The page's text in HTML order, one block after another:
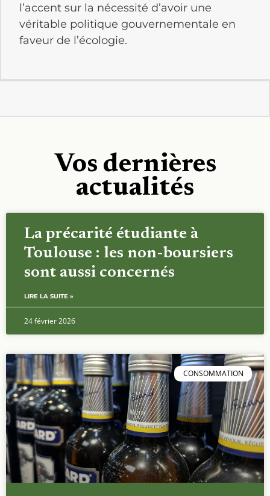
l’accent sur la nécessité d’avoir une
véritable politique gouvernementale en
faveur de l’écologie.
Vos dernières
actualités
La précarité étudiante à
Toulouse : les non-boursiers
sont aussi concernés
LIRE LA SUITE »
24 février 2026
CONSOMMATION